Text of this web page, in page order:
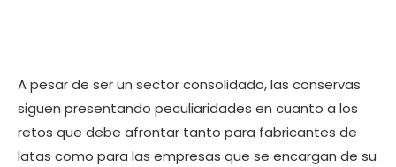
A pesar de ser un sector consolidado, las conservas
siguen presentando peculiaridades en cuanto a los
retos que debe afrontar tanto para fabricantes de
latas como para las empresas que se encargan de su